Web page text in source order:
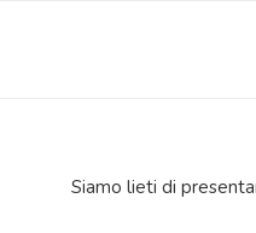
Siamo lieti di